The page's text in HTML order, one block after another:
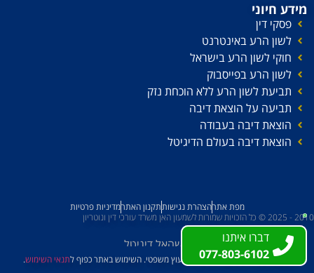
דברו איתנו
077-803-6102
מידע חיוני
פסקי דין
לשון הרע באינטרנט
חוקי לשון הרע בישראל
לשון הרע בפייסבוק
תביעת לשון הרע ללא הוכחת נזק
תביעה על הוצאת דיבה
הוצאת דיבה בעבודה
הוצאת דיבה בעולם הדיגיטל
מפת אתרהצהרת נגישותתקנון האתרמדיניות פרטיות
2010 - 2025 © כל הזכויות שמורות לשמעון האן משרד עורכי דין ונוטריון
עשהאל דיגיטל
דברו איתנו
077-803-6102
האמור באתר לא מהווה תחליף לייעוץ משפטי. השימוש באתר כפוף לתנאי השימוש.